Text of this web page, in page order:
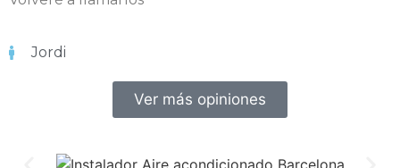
Jordi
Ver más opiniones